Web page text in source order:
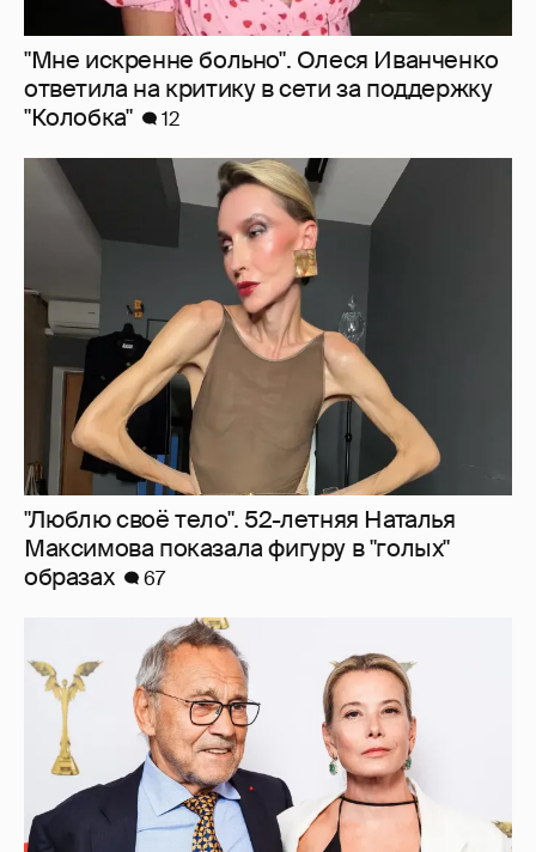
"Люблю своё тело". 52-летняя Наталья
Максимова показала фигуру в "голых"
В сети появилось архивное фото Андрея
Кончаловского и Юлии Высоцкой на
отдыхе в Италии
23